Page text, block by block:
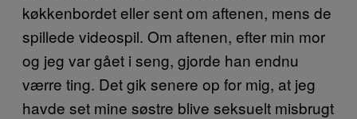
køkkenbordet eller sent om aftenen, mens de
spillede videospil. Om aftenen, efter min mor
og jeg var gået i seng, gjorde han endnu
værre ting. Det gik senere op for mig, at jeg
havde set mine søstre blive seksuelt misbrugt